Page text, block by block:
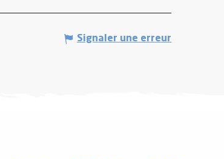
Signaler une erreur